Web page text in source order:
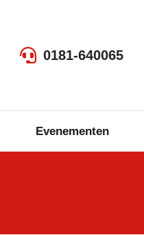
0181-640065
Evenementen